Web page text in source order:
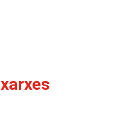
xarxes